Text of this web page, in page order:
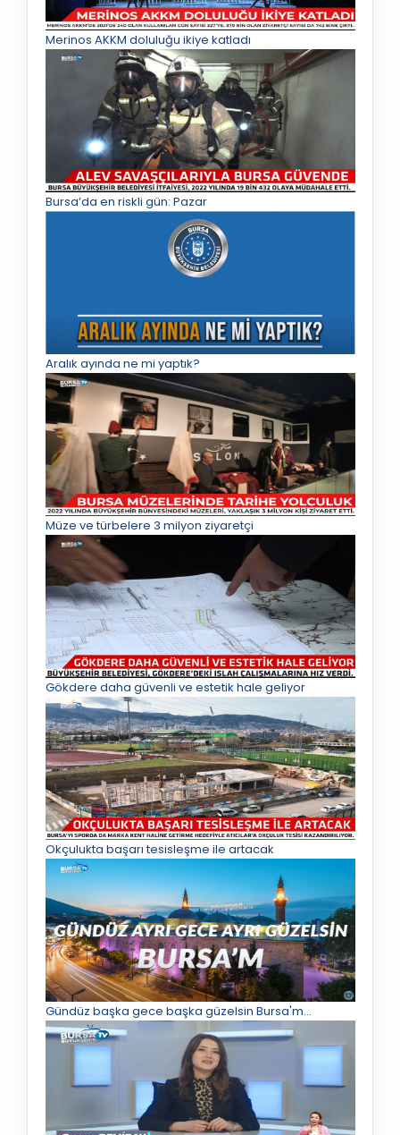
Merinos AKKM doluluğu ikiye katladı
Bursa’da en riskli gün: Pazar
Aralık ayında ne mi yaptık?
Müze ve türbelere 3 milyon ziyaretçi
Gökdere daha güvenli ve estetik hale geliyor
Okçulukta başarı tesisleşme ile artacak
Gündüz başka gece başka güzelsin Bursa'm...